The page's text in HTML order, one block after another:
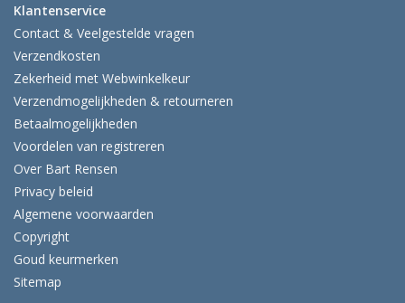
Klantenservice
Contact & Veelgestelde vragen
Verzendkosten
Zekerheid met Webwinkelkeur
Verzendmogelijkheden & retourneren
Betaalmogelijkheden
Voordelen van registreren
Over Bart Rensen
Privacy beleid
Algemene voorwaarden
Copyright
Goud keurmerken
Sitemap